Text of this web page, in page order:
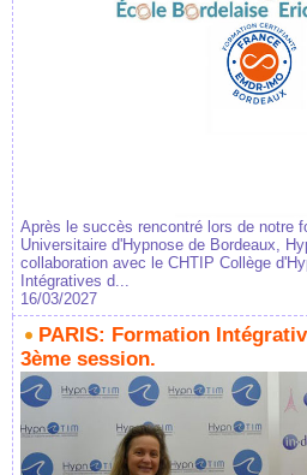
Après le succès rencontré lors de notre
Universitaire d'Hypnose de Bordeaux,
collaboration avec le CHTIP Collège
Intégratives d...
16/03/2027
PARIS: Formation
3ème session.